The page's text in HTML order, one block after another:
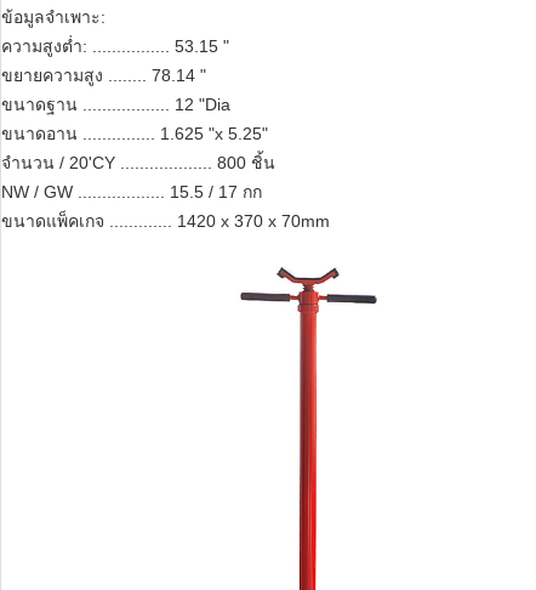
ข้อมูลจำเพาะ:
ความสูงต่ำ: ................ 53.15 "
ขยายความสูง ........ 78.14 "
ขนาดฐาน .................. 12 "Dia
ขนาดอาน ............... 1.625 "x 5.25"
จำนวน / 20'CY ................... 800 ชิ้น
NW / GW .................. 15.5 / 17 กก
ขนาดแพ็คเกจ ............. 1420 x 370 x 70mm